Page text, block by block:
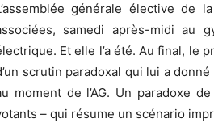
générale élective de
samedi après-midi au
Et elle l’a été. Au final, le
scrutin paradoxal qui lui a
moment de l’AG. Un paradoxe
– qui résume un scénario